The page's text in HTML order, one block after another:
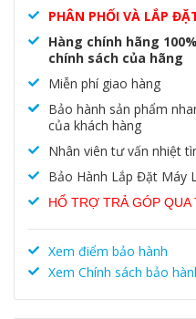
PHÂN PHỐI VÀ LẮP
Hàng chính hãng
chính sách của hãng
Miễn phí giao hàng
Bảo hành sản phẩm
của khách hàng
Nhân viên tư vấn nhiệt
Bảo Hành Lắp Đặt Máy
HỔ TRỢ TRẢ GÓP QUA
Xem điểm bảo hành
Xem Chính sách bảo